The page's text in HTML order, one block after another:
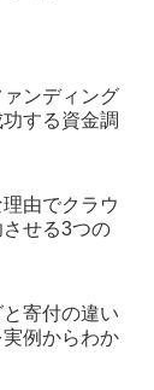
ァンディング
する資金調
由でクラウ
させる3つの
寄付の違い
例からわか